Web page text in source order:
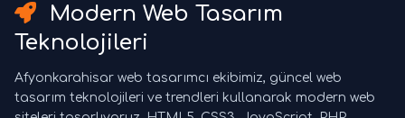
Modern Web Tasarım
Teknolojileri
Afyonkarahisar web tasarımcı ekibimiz, güncel web
tasarım teknolojileri ve trendleri kullanarak modern web